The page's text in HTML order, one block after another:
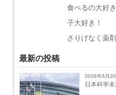
食べるの大好
子大好き！
さりげなく薬
最新の投稿
2026年6月30
日本科学